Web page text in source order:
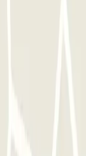
teléfono que
de modo
para darte paso.
RESERVADAS y
como para salir
de apertura de
por favor llama al